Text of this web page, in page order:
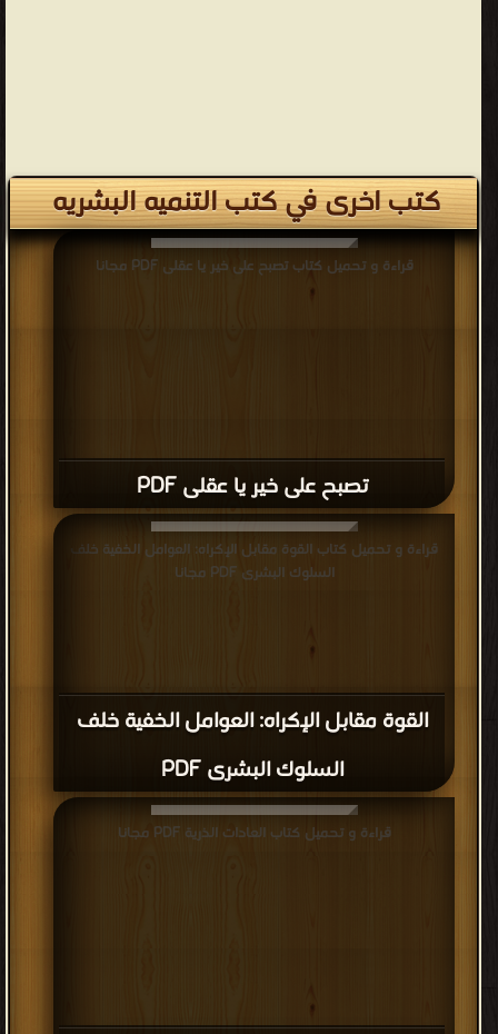
كتب اخرى في كتب التنميه البشريه
تصبح على خير يا عقلى PDF
قراءة و تحميل كتاب تصبح على خير يا عقلى PDF مجانا
القوة مقابل الإكراه: العوامل الخفية خلف
السلوك البشرى PDF
قراءة و تحميل كتاب القوة مقابل الإكراه: العوامل الخفية خلف
السلوك البشرى PDF مجانا
قراءة و تحميل كتاب العادات الذرية PDF مجانا